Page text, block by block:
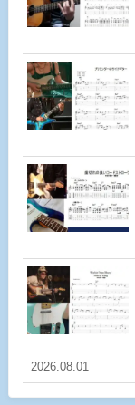
2026.08.01